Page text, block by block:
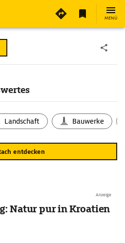
MENÜ
Landschaft Bauwerke
entdecken
Anzeige
Natur pur in Kroatien